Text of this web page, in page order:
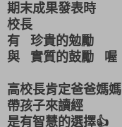
期末成果發表時
校長
有 珍貴的勉勵
與 實質的鼓勵 喔
高校長肯定爸爸媽媽
帶孩子來讀經
是有智慧的選擇👍